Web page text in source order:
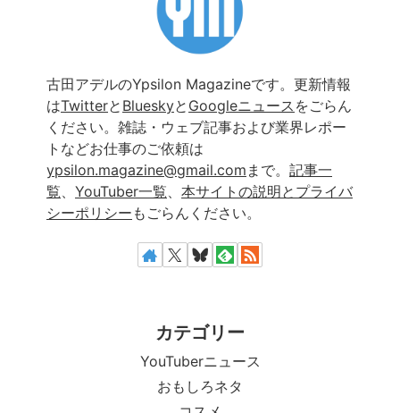
古田アデルのYpsilon Magazineです。更新情報
はTwitterと Blueskyと Googleニュース をごらん
ください。雑誌・ウェブ記事および業界レポー
トなどお仕事のご依頼は
ypsilon.magazine@gmail.com まで。 記事一
覧、 YouTuber一覧、 本サイトの説明とプライバ
シーポリシー もごらんください。
カテゴリー
YouTuberニュース
おもしろネタ